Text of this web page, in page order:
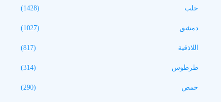
حلب (1428)
دمشق (1027)
اللاذقية (817)
طرطوس (314)
حمص (290)